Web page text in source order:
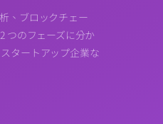
、ブロックチェー
つのフェーズに分か
タートアップ企業な